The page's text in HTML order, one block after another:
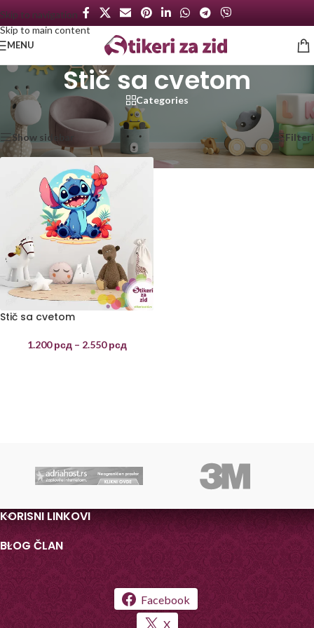
Skip to navigation
Skip to main content
MENU
Stič sa cvetom
Categories
Početna
Proizvod označen „Stič sa cvetom“ Prikazan jedan rezultat
Show sidebar Filteri
Stič sa cvetom
1.200рсд – 2.550рсд
KORISNI LINKOVI
BLOG ČLAN
Facebook
X